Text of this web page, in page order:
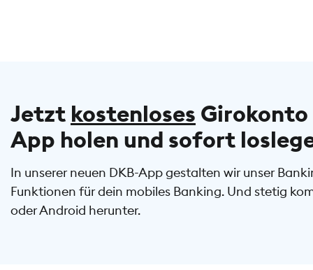
Jetzt kostenloses Girokonto
App holen und sofort
In unserer neuen DKB-App gestalten wir unser
Funktionen für dein mobiles Banking. Und stetig
oder Android herunter.